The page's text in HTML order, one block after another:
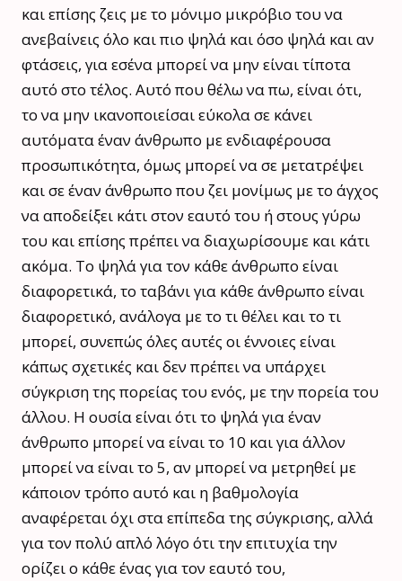
και επίσης ζεις με το μόνιμο μικρόβιο του να
ανεβαίνεις όλο και πιο ψηλά και όσο ψηλά και αν
φτάσεις, για εσένα μπορεί να μην είναι τίποτα
αυτό στο τέλος. Αυτό που θέλω να πω, είναι ότι,
το να μην ικανοποιείσαι εύκολα σε κάνει
αυτόματα έναν άνθρωπο με ενδιαφέρουσα
προσωπικότητα, όμως μπορεί να σε μετατρέψει
και σε έναν άνθρωπο που ζει μονίμως με το άγχος
να αποδείξει κάτι στον εαυτό του ή στους γύρω
του και επίσης πρέπει να διαχωρίσουμε και κάτι
ακόμα. Το ψηλά για τον κάθε άνθρωπο είναι
διαφορετικά, το ταβάνι για κάθε άνθρωπο είναι
διαφορετικό, ανάλογα με το τι θέλει και το τι
μπορεί, συνεπώς όλες αυτές οι έννοιες είναι
κάπως σχετικές και δεν πρέπει να υπάρχει
σύγκριση της πορείας του ενός, με την πορεία του
άλλου. Η ουσία είναι ότι το ψηλά για έναν
άνθρωπο μπορεί να είναι το 10 και για άλλον
μπορεί να είναι το 5, αν μπορεί να μετρηθεί με
κάποιον τρόπο αυτό και η βαθμολογία
αναφέρεται όχι στα επίπεδα της σύγκρισης, αλλά
για τον πολύ απλό λόγο ότι την επιτυχία την
ορίζει ο κάθε ένας για τον εαυτό του,